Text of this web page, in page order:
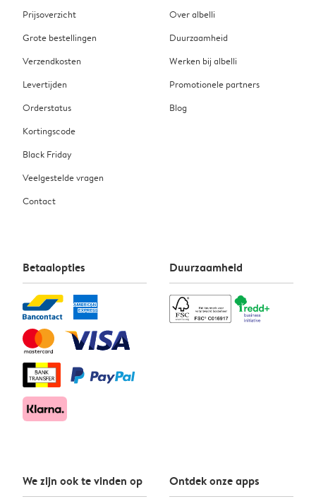
Prijsoverzicht
Grote bestellingen
Verzendkosten
Levertijden
Orderstatus
Kortingscode
Black Friday
Veelgestelde vragen
Contact
Over albelli
Duurzaamheid
Werken bij albelli
Promotionele partners
Blog
Betaalopties Duurzaamheid
We zijn ook te vinden op Ontdek onze apps